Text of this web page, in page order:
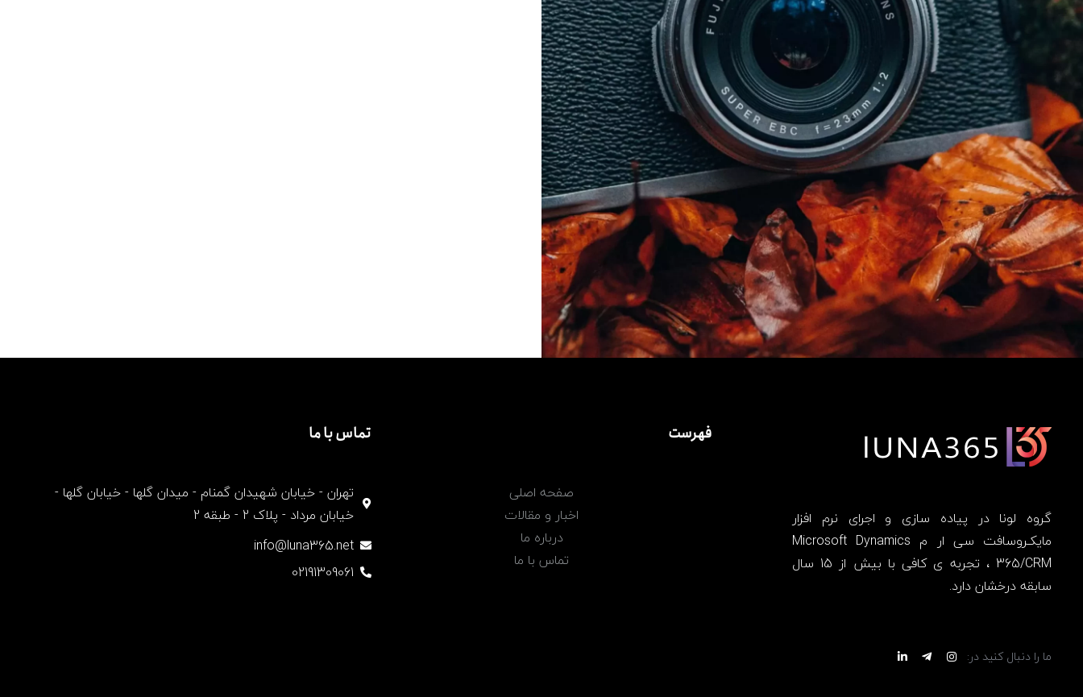
گروه لونا در پیاده سازی و اجرای نرم افزار
مایکـروسافت سی ار م Microsoft Dynamics
365/CRM ، تجربه ی کافی با بیش از 15 سال
سابقه درخشان دارد.
ما را دنبال کنید در:
فهرست
صفحه اصلی
اخبار و مقالات
درباره ما
تماس با ما
تماس با ما
تهران - خیابان شهیدان گمنام - میدان گلها - خیابان گلها -
خیابان مرداد - پلاک 2 - طبقه 2
info@luna365.net
02191309061